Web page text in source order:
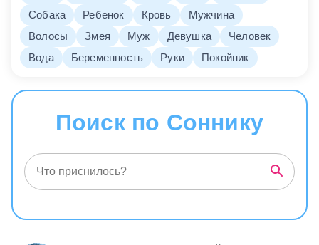
Собака
Ребенок Кровь
Мужчина
Волосы
Змея Муж Девушка
Человек
Вода
Беременность Руки Покойник
Поиск по Соннику